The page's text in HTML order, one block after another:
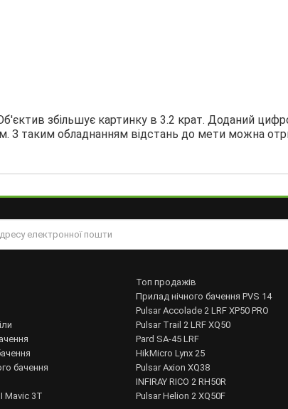
збільшує картинку в 3.2 крат. Доданий
З таким обладнанням відстань до мети можна
бачення
Mavic 3T
Топ продажів
Прилад нічного бачення PVS 14
Pulsar Accolade 2 LRF XP50 PRO
Pulsar Trail 2 LRF XQ50
Pard SA-45 LRF
HikMicro Lynx 25
Pulsar Axion XQ38
INFIRAY RICO 2 RH50R
Pulsar Helion 2 XQ50F